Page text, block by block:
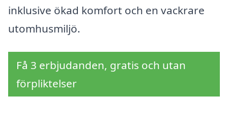
inklusive ökad komfort och en vackrare
utomhusmiljö.
Få 3 erbjudanden, gratis och utan
förpliktelser